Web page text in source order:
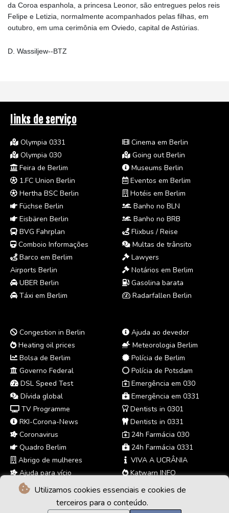
Utilizamos cookies essenciais e cookies de
terceiros para o conteúdo.
da Coroa espanhola, a princesa Leonor, são entregues pelos reis
Felipe e Letizia, normalmente acompanhados pelas filhas, em
outubro, em uma cerimônia em Oviedo, capital de Astúrias.
D. Wassiljew--BTZ
links de serviço
Olympia 0331
Olympia 030
Feira de Berlim
1.FC Union Berlin
Hertha BSC Berlin
Füchse Berlin
Eisbären Berlin
BVG Fahrplan
Comboio Informações
Barco em Berlim
Airports Berlin
UBER Berlin
Táxi em Berlim
Cinema em Berlin
Going out Berlin
Museums Berlin
Eventos em Berlim
Hotéis em Berlim
Banho no BLN
Banho no BRB
Flixbus / Reise
Multas de trânsito
Lawyers
Notários em Berlim
Gasolina barata
Radarfallen Berlin
Congestion in Berlin
Heating oil prices
Bolsa de Berlim
Governo Federal
DSL Speed Test
Dívida global
TV Programme
RKI-Corona-News
Coronavirus
Quadro Berlim
Abrigo de mulheres
Ajuda para vício
Ajuda ao devedor
Meteorologia Berlim
Polícia de Berlim
Polícia de Potsdam
Emergência em 030
Emergência em 0331
Dentists in 0301
Dentists in 0331
24h Farmácia 030
24h Farmácia 0331
VIVA A UCRÂNIA
Katwarn INFO